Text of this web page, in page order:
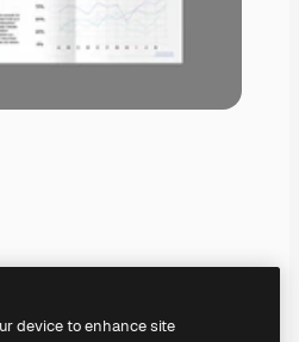
device to enhance site